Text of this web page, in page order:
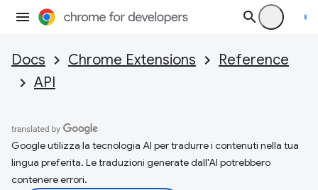
Docs Chrome Extensions
Reference
API
Google utilizza la tecnologia AI per tradurre i contenuti nella tua
lingua preferita. Le traduzioni generate dall'AI potrebbero
contenere errori.